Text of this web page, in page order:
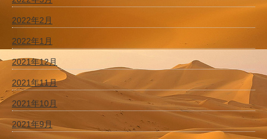
2022年2月
2022年1月
2021年12月
2021年11月
2021年10月
2021年9月